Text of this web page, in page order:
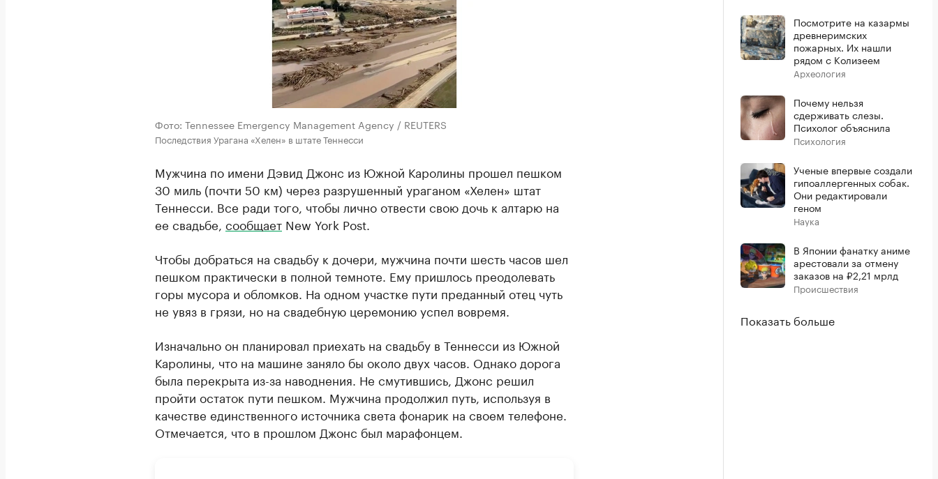
Фото: Tennessee Emergency Management Agency / REUTERS
Последствия Урагана «Хелен» в штате Теннесси
Мужчина по имени Дэвид Джонс из Южной Каролины прошел пешком
30 миль (почти 50 км) через разрушенный ураганом «Хелен» штат
Теннесси. Все ради того, чтобы лично отвести свою дочь к алтарю на
ее свадьбе, сообщает New York Post.
Чтобы добраться на свадьбу к дочери, мужчина почти шесть часов шел
пешком практически в полной темноте. Ему пришлось преодолевать
горы мусора и обломков. На одном участке пути преданный отец чуть
не увяз в грязи, но на свадебную церемонию успел вовремя.
Изначально он планировал приехать на свадьбу в Теннесси из Южной
Каролины, что на машине заняло бы около двух часов. Однако дорога
была перекрыта из-за наводнения. Не смутившись, Джонс решил
пройти остаток пути пешком. Мужчина продолжил путь, используя в
качестве единственного источника света фонарик на своем телефоне.
Отмечается, что в прошлом Джонс был марафонцем.
Посмотрите на казармы
древнеримских
пожарных. Их нашли
рядом с Колизеем
Археология
Почему нельзя
сдерживать слезы.
Психолог объяснила
Психология
Ученые впервые создали
гипоаллергенных собак.
Они редактировали
геном
Наука
В Японии фанатку аниме
арестовали за отмену
заказов на ₽2,21 мрлд
Происшествия
Показать больше